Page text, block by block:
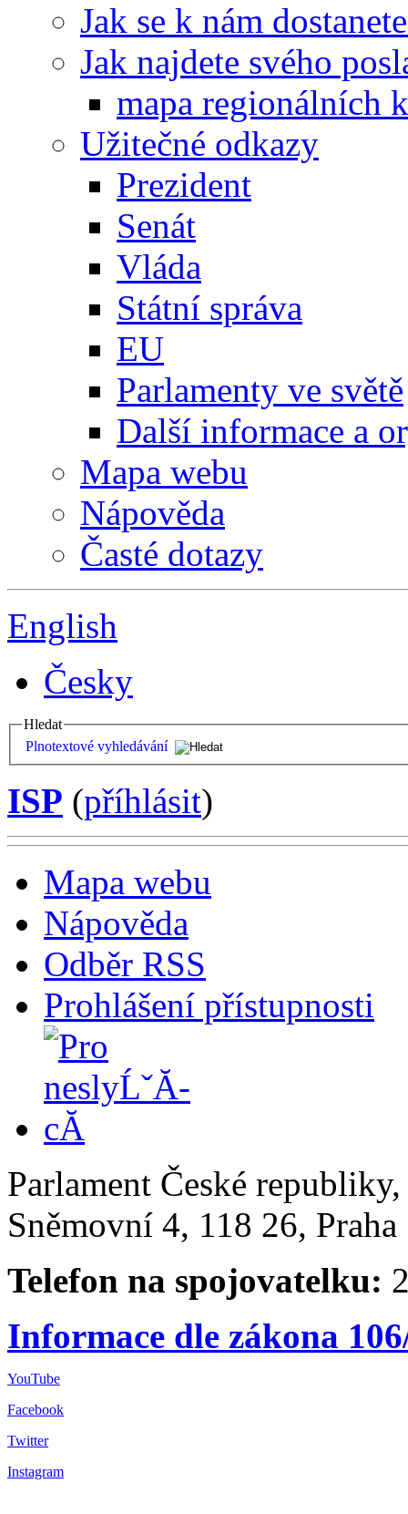
Jak se k nám
Jak najdete svého
mapa regionálních
Užitečné odkazy
Prezident
Senát
Vláda
Státní správa
EU
Parlamenty ve světě
Další informace a
Mapa webu
Nápověda
Časté dotazy
English
Česky
Hledat
Plnotextové vyhledávání
ISP (příhlásit)
Mapa webu
Nápověda
Odběr RSS
Prohlášení přístupnosti
Parlament České
Sněmovní 4, 118 26,
Telefon na spojovatelku:
Informace dle zákona
YouTube
Facebook
Twitter
Instagram